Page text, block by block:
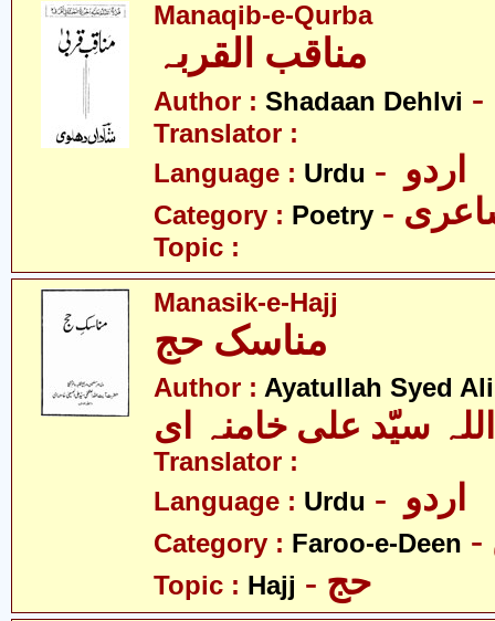
Manaqib-e-Qurba
Author : Shadaan Dehlvi
Translator :
Language : Urdu
Category : Poetry
Topic :
Manasik-e-Hajj
مناسک حج
Author : Ayatullah Syed
سیّد علی خامنہ ای
Translator :
Language : Urdu
Category : Faroo-e-Deen
Topic : Hajj - حج